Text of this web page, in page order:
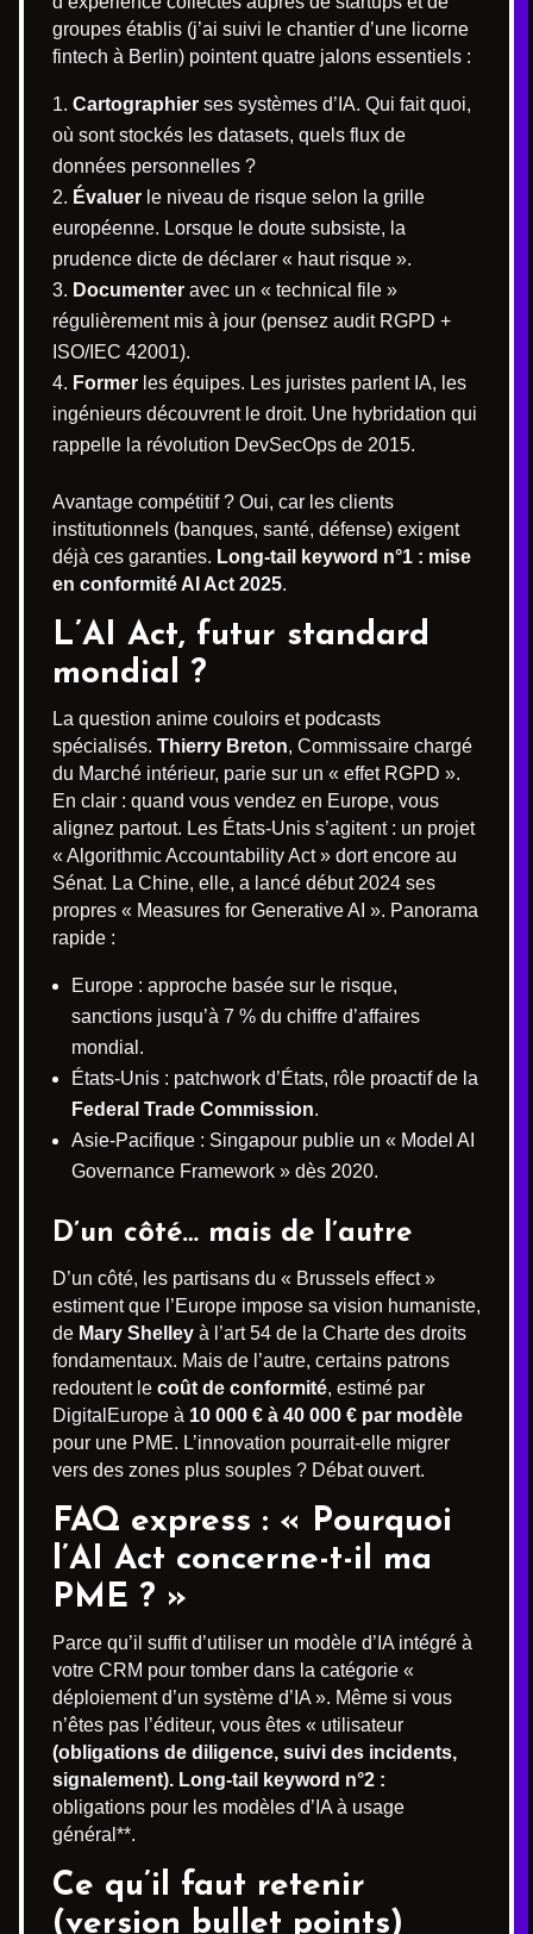
groupes établis (j’ai suivi le chantier d’une licorne
fintech à Berlin) pointent quatre jalons essentiels :
Cartographier ses systèmes d’IA. Qui fait quoi,
où sont stockés les datasets, quels flux de
données personnelles ?
Évaluer le niveau de risque selon la grille
européenne. Lorsque le doute subsiste, la
prudence dicte de déclarer « haut risque ».
Documenter avec un « technical file »
régulièrement mis à jour (pensez audit RGPD +
ISO/IEC 42001).
Former les équipes. Les juristes parlent IA, les
ingénieurs découvrent le droit. Une hybridation qui
rappelle la révolution DevSecOps de 2015.
Avantage compétitif ? Oui, car les clients
institutionnels (banques, santé, défense) exigent
déjà ces garanties. Long-tail keyword n°1 : mise
en conformité AI Act 2025.
L’AI Act, futur standard
mondial ?
La question anime couloirs et podcasts
spécialisés. Thierry Breton, Commissaire chargé
du Marché intérieur, parie sur un « effet RGPD ».
En clair : quand vous vendez en Europe, vous
alignez partout. Les États-Unis s’agitent : un projet
« Algorithmic Accountability Act » dort encore au
Sénat. La Chine, elle, a lancé début 2024 ses
propres « Measures for Generative AI ». Panorama
rapide :
Europe : approche basée sur le risque,
sanctions jusqu’à 7 % du chiffre d’affaires
mondial.
États-Unis : patchwork d’États, rôle proactif de la
Federal Trade Commission.
Asie-Pacifique : Singapour publie un « Model AI
Governance Framework » dès 2020.
D’un côté… mais de l’autre
D’un côté, les partisans du « Brussels effect »
estiment que l’Europe impose sa vision humaniste,
de Mary Shelley à l’art 54 de la Charte des droits
fondamentaux. Mais de l’autre, certains patrons
redoutent le coût de conformité, estimé par
DigitalEurope à 10 000 € à 40 000 € par modèle
pour une PME. L’innovation pourrait-elle migrer
vers des zones plus souples ? Débat ouvert.
FAQ express : « Pourquoi
l’AI Act concerne-t-il ma
PME ? »
Parce qu’il suffit d’utiliser un modèle d’IA intégré à
votre CRM pour tomber dans la catégorie «
déploiement d’un système d’IA ». Même si vous
n’êtes pas l’éditeur, vous êtes « utilisateur
(obligations de diligence, suivi des incidents,
signalement). Long-tail keyword n°2 :
obligations pour les modèles d’IA à usage
général**.
Ce qu’il faut retenir
(version bullet points)